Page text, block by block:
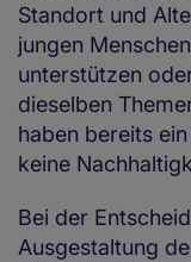
Standort und
jungen
unterstützen
dieselben
haben bereits
keine
Bei der
Ausgestaltung